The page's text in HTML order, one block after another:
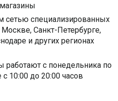
сетью специализированных
Санкт-Петербурге,
и других регионах
работают с понедельника по
с 10:00 до 20:00 часов